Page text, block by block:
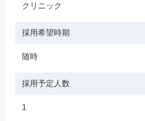
クリニック
採用希望時期
随時
採用予定人数
1